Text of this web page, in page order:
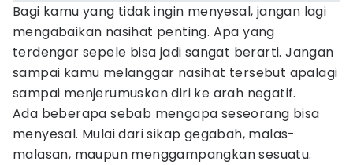
Bagi kamu yang tidak ingin menyesal, jangan lagi
mengabaikan nasihat penting. Apa yang
terdengar sepele bisa jadi sangat berarti. Jangan
sampai kamu melanggar nasihat tersebut apalagi
sampai menjerumuskan diri ke arah negatif.
Ada beberapa sebab mengapa seseorang bisa
menyesal. Mulai dari sikap gegabah, malas-
malasan, maupun menggampangkan sesuatu.